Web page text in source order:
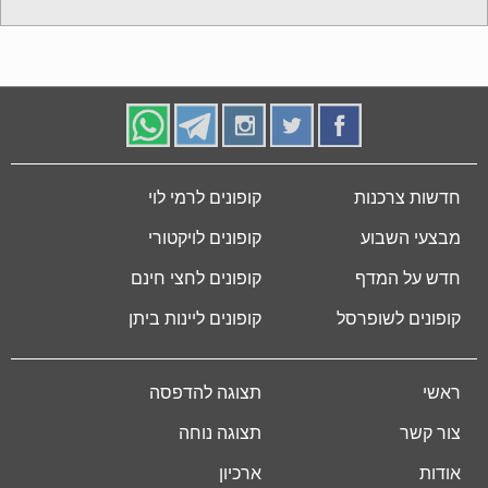
חדשות צרכנות
מבצעי השבוע
חדש על המדף
קופונים לשופרסל
קופונים לרמי לוי
קופונים לויקטורי
קופונים לחצי חינם
קופונים ליינות ביתן
ראשי
צור קשר
אודות
תצוגה להדפסה
תצוגה נוחה
ארכיון